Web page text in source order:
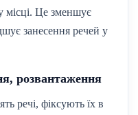
місці. Це зменшує
занесення речей у
розвантаження
речі, фіксують їх в